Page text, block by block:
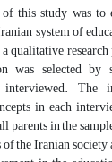
this study was
system of
qualitative
was selected
interviewed. The
in each
parents in the
the Iranian society